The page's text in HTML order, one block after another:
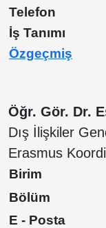
Telefon
İş Tanımı
Özgeçmiş
Öğr. Gör. Dr.
Dış İlişkiler
Erasmus
Birim
Bölüm
E - Posta